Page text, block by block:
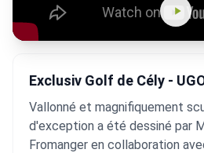
Exclusiv Golf de Cély -
Vallonné et magnifiquement
d'exception a été dessiné par
Fromanger en collaboration